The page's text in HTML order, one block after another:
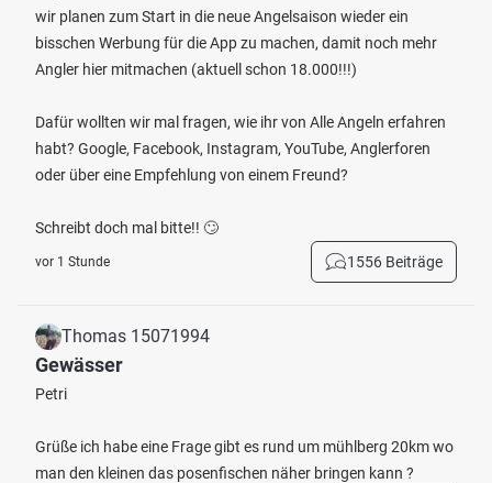
wir planen zum Start in die neue Angelsaison wieder ein
bisschen Werbung für die App zu machen, damit noch mehr
Angler hier mitmachen (aktuell schon 18.000!!!)
Dafür wollten wir mal fragen, wie ihr von Alle Angeln erfahren
habt? Google, Facebook, Instagram, YouTube, Anglerforen
oder über eine Empfehlung von einem Freund?
Schreibt doch mal bitte!! 🙄
vor 1 Stunde 1556 Beiträge
Thomas 15071994
Gewässer
Petri
Grüße ich habe eine Frage gibt es rund um mühlberg 20km wo
man den kleinen das posenfischen näher bringen kann ?